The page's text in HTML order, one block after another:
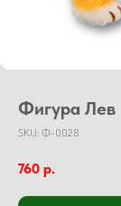
Фигура Лев
SKU: Ф-0028
760 р.